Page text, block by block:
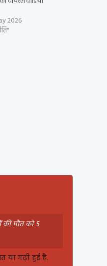
2026
की मौत को 5
या गढ़ी हुई है.